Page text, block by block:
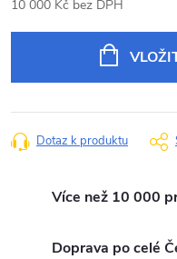
10 000 Kč bez DPH
Dotaz k produktu
Více než 10 000
Doprava po celé